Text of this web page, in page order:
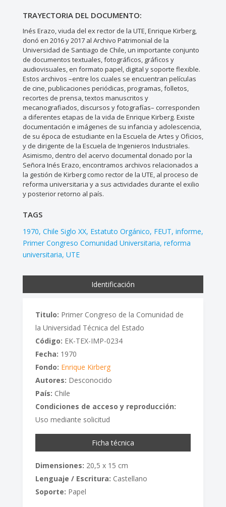
TRAYECTORIA DEL DOCUMENTO:
Inés Erazo, viuda del ex rector de la UTE, Enrique Kirberg,
donó en 2016 y 2017 al Archivo Patrimonial de la
Universidad de Santiago de Chile, un importante conjunto
de documentos textuales, fotográficos, gráficos y
audiovisuales, en formato papel, digital y soporte flexible.
Estos archivos –entre los cuales se encuentran películas
de cine, publicaciones periódicas, programas, folletos,
recortes de prensa, textos manuscritos y
mecanografiados, discursos y fotografías– corresponden
a diferentes etapas de la vida de Enrique Kirberg. Existe
documentación e imágenes de su infancia y adolescencia,
de su época de estudiante en la Escuela de Artes y Oficios,
y de dirigente de la Escuela de Ingenieros Industriales.
Asimismo, dentro del acervo documental donado por la
Señora Inés Erazo, encontramos archivos relacionados a
la gestión de Kirberg como rector de la UTE, al proceso de
reforma universitaria y a sus actividades durante el exilio
y posterior retorno al país.
TAGS
1970 Chile Siglo XX Estatuto Orgánico FEUT informe
Primer Congreso Comunidad Universitaria reforma
universitaria UTE
Identificación
Titulo: Primer Congreso de la Comunidad de
la Universidad Técnica del Estado
Código: EK-TEX-IMP-0234
Fecha: 1970
Fondo: Enrique Kirberg
Autores: Desconocido
País: Chile
Condiciones de acceso y reproducción:
Uso mediante solicitud
Ficha técnica
Dimensiones: 20,5 x 15 cm
Lenguaje / Escritura: Castellano
Soporte: Papel